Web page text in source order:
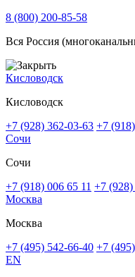
8 (800) 200-85-58
Вся Россия
Кисловодск
Кисловодск
+7 (928) 362-03-63 +7
Сочи
Сочи
+7 (918) 006 65 11 +7 (928)
Москва
Москва
+7 (495) 542-66-40 +7
EN